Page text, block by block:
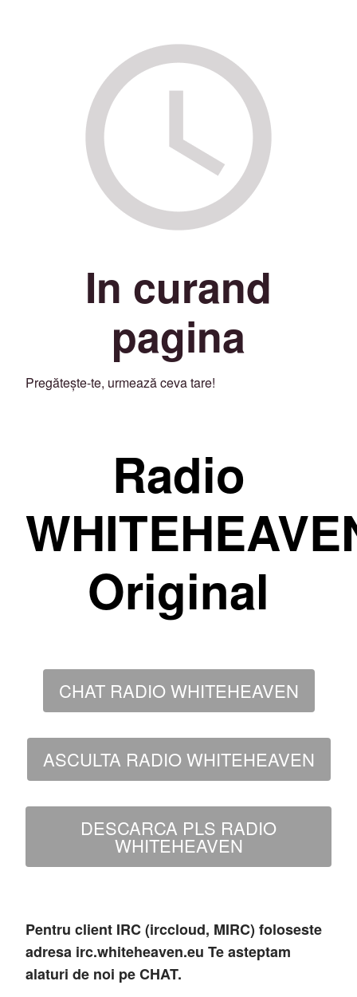
In curand
pagina
Pregătește-te, urmează ceva tare!
Radio
Original
CHAT RADIO WHITEHEAVEN
ASCULTA RADIO WHITEHEAVEN
DESCARCA PLS RADIO
WHITEHEAVEN
Pentru client IRC (irccloud, MIRC) foloseste
adresa irc.whiteheaven.eu Te asteptam
alaturi de noi pe CHAT.